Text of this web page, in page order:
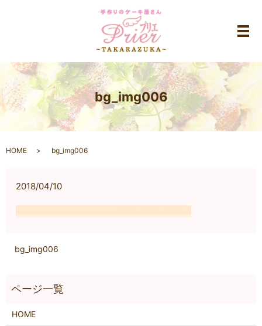
メ
bg_img006
HOME bg_img006
2018/04/10
bg_img006
HOME